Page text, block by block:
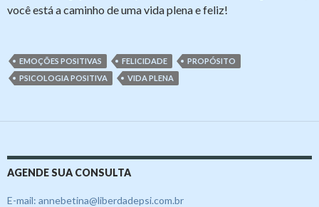
você está a caminho de uma vida plena e feliz!
EMOÇÕES POSITIVAS FELICIDADE
PROPÓSITO
PSICOLOGIA POSITIVA
VIDA PLENA
AGENDE SUA CONSULTA
E-mail: annebetina@liberdadepsi.com.br